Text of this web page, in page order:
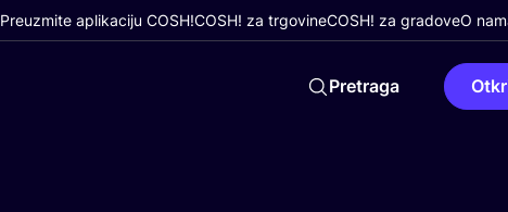
Preuzmite aplikaciju COSH!COSH! za trgovineCOSH! za gradoveO
Pretraga